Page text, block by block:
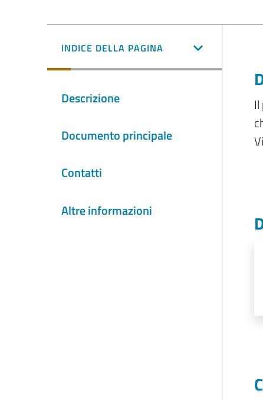
INDICE DELLA PAGINA
Descrizione
Documento principale
Contatti
Altre informazioni